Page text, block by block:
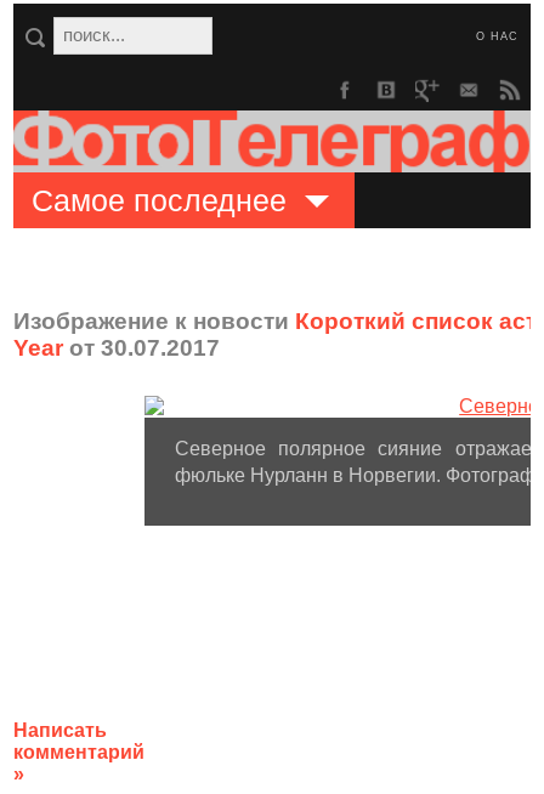
О НАС
Самое последнее
Изображение к новости Короткий список
Year от 30.07.2017
Написать
комментарий
»
Северное полярное сияние
фюльке Нурланн в Норвегии.